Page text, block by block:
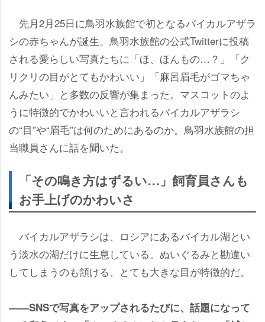
先月2月25日に鳥羽水族館で初となるバイカルアザラ
シの赤ちゃんが誕生。鳥羽水族館の公式Twitterに投稿
される愛らしい写真たちに「ほ、ほんもの…？」「ク
リクリの目がとてもかわいい」「麻呂眉毛がゴマちゃ
んみたい」と多数の反響が集まった。マスコットのよ
うに特徴的でかわいいと言われるバイカルアザラシ
の“目”や“眉毛”は何のためにあるのか。鳥羽水族館の担
当職員さんに話を聞いた。
「その鳴き方はずるい…」飼育員さんも
お手上げのかわいさ
バイカルアザラシは、ロシアにあるバイカル湖とい
う淡水の湖だけに生息している。ぬいぐるみと勘違い
してしまうのも頷ける、とても大きな目が特徴的だ。
――SNSで写真をアップされるたびに、話題になって